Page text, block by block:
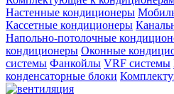
Настенные кондиционеры
Кассетные кондиционеры
Напольно-потолочные
кондиционеры Оконные
системы Фанкойлы VRF системы
конденсаторные блоки